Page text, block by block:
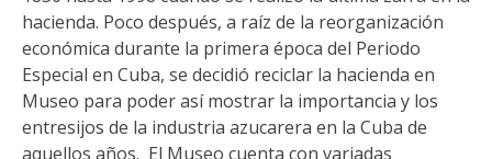
hacienda. Poco después, a raíz de la reorganización
económica durante la primera época del Periodo
Especial en Cuba, se decidió reciclar la hacienda en
Museo para poder así mostrar la importancia y los
entresijos de la industria azucarera en la Cuba de
aquellos años. El Museo cuenta con variadas